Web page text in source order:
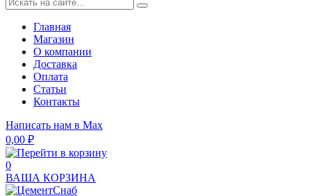
Главная
Магазин
О компании
Доставка
Оплата
Статьи
Контакты
Написать нам в Max
0,00 ₽
0
ВАША КОРЗИНА